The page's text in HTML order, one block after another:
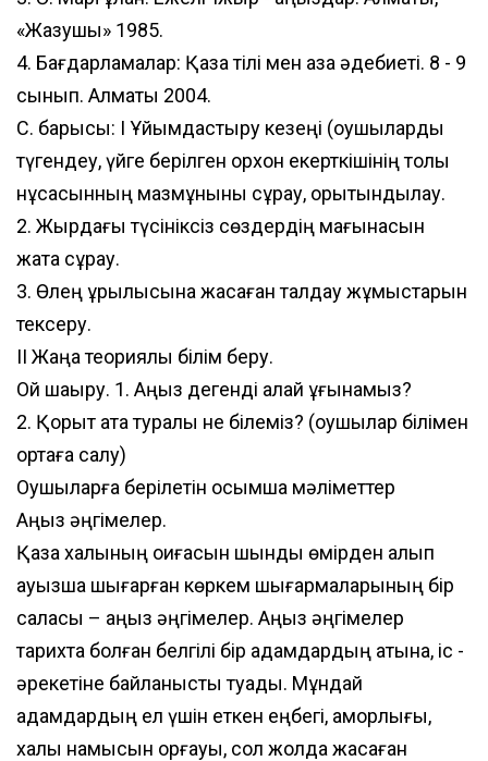
«Жазушы» 1985.
4. Бағдарламалар: Қазақ тілі мен қазақ әдебиеті. 8 - 9
сынып. Алматы 2004.
С. барысы: І Ұйымдастыру кезеңі (оқушыларды
түгендеу, үйге берілген орхон екерткішінің толық
нұсқасынның мазмұныны сұрау, қорытындылау.
2. Жырдағы түсініксіз сөздердің мағынасын
жатқа сұрау.
3. Өлең құрылысына жасаған талдау жұмыстарын
тексеру.
ІІ Жаңа теориялық білім беру.
Ой шақыру. 1. Аңыз дегенді қалай ұғынамыз?
2. Қорқыт ата туралы не білеміз? (оқушылар білімен
ортаға салу)
Оқушыларға берілетін қосымша мәліметтер
Аңыз әңгімелер.
Қазақ халқының оқиғасын шындық өмірден алып
ауызша шығарған көркем шығармаларының бір
саласы – аңыз әңгімелер. Аңыз әңгімелер
тарихта болған белгілі бір адамдардың атына, іс -
әрекетіне байланысты туады. Мұндай
адамдардың ел үшін еткен еңбегі, қамқорлығы,
халық намысын қорғауы, сол жолда жасаған